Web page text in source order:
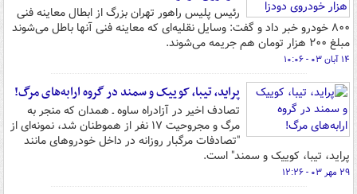
رئیس پلیس راهور تهران بزرگ از ابطال معاینه فنی
۸۰۰ خودرو خبر داد و گفت: وسایل نقلیه‌ای که معاینه فنی آنها باطل می‌شوند
مبلغ ۲۰۰ هزار تومان هم جریمه می‌شوند.
۱۴ آبان ۰۳ - ۱۰:۰۶
پراید، تیبا، کوییک و سمند در گروه ارابه‌های مرگ!
تصادف اخیر در آزادراه ساوه ـ همدان که منجر به
مرگ و مجروحیت ۱۷ نفر از هموطنان شد، نمونه‌ای از
"تصادفات مرگبار روزانه در داخل خودروهای مانند
پراید، تیبا، کوییک و سمند" است.
۲۹ مهر ۰۳ - ۱۲:۲۶